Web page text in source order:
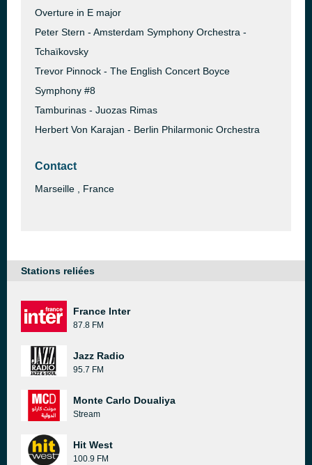
Overture in E major
Peter Stern - Amsterdam Symphony Orchestra -
Tchaïkovsky
Trevor Pinnock - The English Concert Boyce
Symphony #8
Tamburinas - Juozas Rimas
Herbert Von Karajan - Berlin Philarmonic Orchestra
Contact
Marseille , France
Stations reliées
France Inter
87.8 FM
Jazz Radio
95.7 FM
Monte Carlo Doualiya
Stream
Hit West
100.9 FM